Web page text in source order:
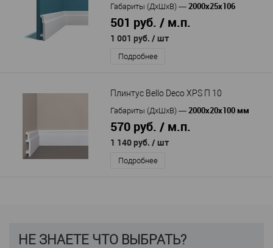
Габариты (ДхШхВ) — 2000х25х106
501 руб. / м.п.
1 001 руб. / шт
Подробнее
Плинтус Bello Deco XPS П 10
Габариты (ДхШхВ) — 2000x20x100 мм
570 руб. / м.п.
1 140 руб. / шт
Подробнее
НЕ ЗНАЕТЕ ЧТО ВЫБРАТЬ?